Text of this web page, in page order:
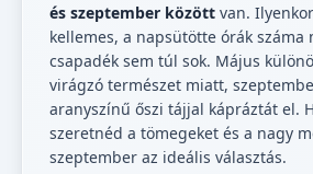
és szeptember között van.
kellemes, a napsütötte órák száma
csapadék sem túl sok. Május
virágzó természet miatt,
aranyszínű őszi tájjal kápráztát el.
szeretnéd a tömegeket és a nagy
szeptember az ideális választás.